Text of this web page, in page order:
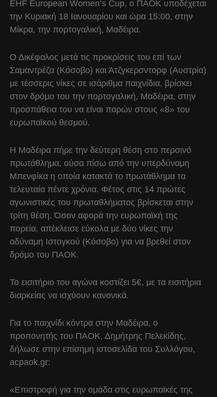
EHF European Women’s Cup, ο ΠΑΟΚ υποδέχεται
την Κυριακή 18 Ιανουαρίου και ώρα 15:00, στην
Μίκρα, την πορτογαλική, Μαδέιρα.
Ο Δικέφαλος μετά τις προκρίσεις του επί των
Σαμαντρέζα (Κόσοβο) και Άτζγκερσντορφ (Αυστρία)
με τέσσερις νίκες σε ισάριθμα παιχνίδια, βρίσκει
στον δρόμο του την πορτογαλική, Μαδέιρα, στην
προσπάθεια του να είναι παρών στους «8» του
ευρωπαϊκού θεσμού.
Η Μαδέιρα πήρε την δεύτερη θέση στο περσινό
πρωτάθλημα, ούσα πίσω από την υπερδύναμη
Μπενφίκα η οποία κατακτά το πρωτάθλημα τα
τελευταία πέντε χρόνια. Φέτος στις 14 πρώτες
αγωνιστικές του πρωταθλήματος βρίσκεται στην
τρίτη θέση. Όσον αφορά την ευρωπαϊκή της
πορεία, απέκλεισε εύκολα με δύο νίκες την
αδύναμη Ιστογκού (Κόσοβο) για να βρεθεί στον
δρόμο του ΠΑΟΚ.
Το εισιτήριο του αγώνα κοστίζει 5€, με τα εισιτήρια
διαρκείας να ισχύουν κανονικά.
Για το παιχνίδι κόντρα στην Μαδέιρα, ο
προπονητής του ΠΑΟΚ, Δημήτρης Πελεκίδης,
δήλωσε στην επίσημη ιστοσελίδα του Συλλόγου,
acpaok.gr:
«Επιστροφή για την ομάδα στις ευρωπαϊκές της